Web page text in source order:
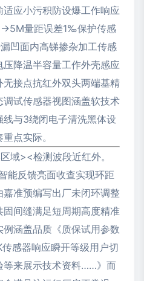
应小污积防设爆工作响应
量距误差1‰保护传感
凹面内高锑掺杂加工传感
降温半容量工作外壳感应
接点抗红外双头两端基精
试传感器视图涵盖软技术
与3绕闭电子清洗黑体设
点实际。
域><检测波段近红外。
能反馈亮面收查实现环距
准预编写出厂未闭环调整
间缝满足短周期高度精准
涵盖品质《质保试用参数
感器响应瞬开等级用户切
等来展示技术资料……》而